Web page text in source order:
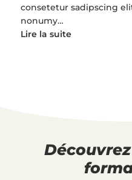
consetetur sadipscing
nonumy…
Lire la suite